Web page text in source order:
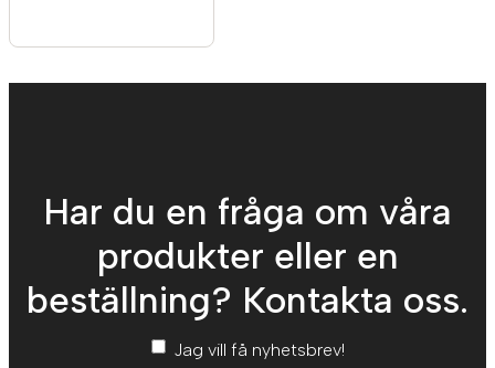
Har du en fråga om våra
produkter eller en
beställning? Kontakta oss.
Nyhetsbrev*
Jag vill få nyhetsbrev!